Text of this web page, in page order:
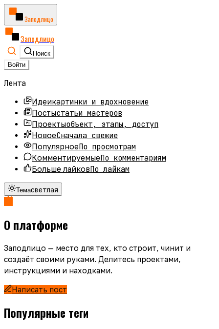
Заподлицо
Заподлицо
Поиск
Войти
Лента
Идеикартинки и вдохновение
Постыстатьи мастеров
Проектыобъект, этапы, доступ
НовоеСначала свежие
ПопулярноеПо просмотрам
КомментируемыеПо комментариям
Больше лайковПо лайкам
Темасветлая
О платформе
Заподлицо — место для тех, кто строит, чинит и
создаёт своими руками. Делитесь проектами,
инструкциями и находками.
Написать пост
Популярные теги